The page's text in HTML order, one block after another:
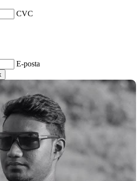
CVC
E-posta